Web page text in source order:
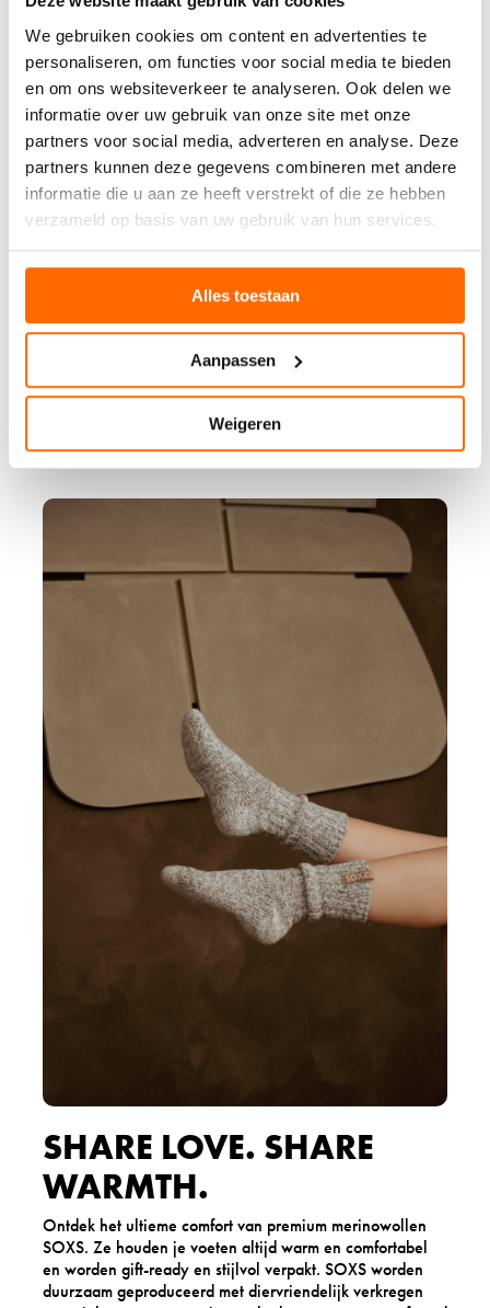
We gebruiken cookies om content en advertenties te
personaliseren, om functies voor social media te bieden
en om ons websiteverkeer te analyseren. Ook delen we
informatie over uw gebruik van onze site met onze
partners voor social media, adverteren en analyse. Deze
partners kunnen deze gegevens combineren met andere
informatie die u aan ze heeft verstrekt of die ze hebben
verzameld op basis van uw gebruik van hun services.
Alles toestaan
Aanpassen
Weigeren
SHARE LOVE. SHARE
WARMTH.
Ontdek het ultieme comfort van premium merinowollen
SOXS. Ze houden je voeten altijd warm en comfortabel
en worden gift-ready en stijlvol verpakt. SOXS worden
duurzaam geproduceerd met diervriendelijk verkregen